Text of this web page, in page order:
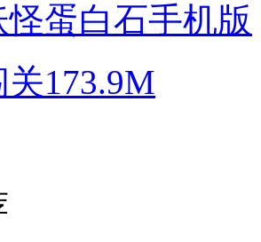
怪蛋白石手机版
关173.9M